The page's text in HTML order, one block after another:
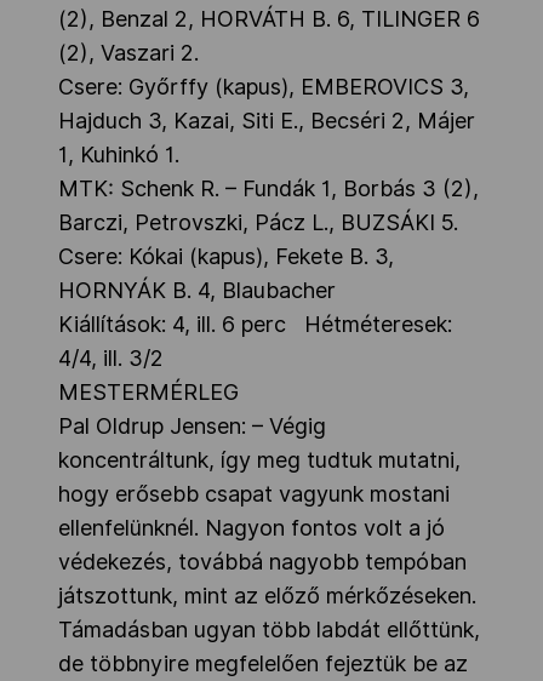
(2), Benzal 2, HORVÁTH B. 6, TILINGER 6
(2), Vaszari 2.
Csere: Győrffy (kapus), EMBEROVICS 3,
Hajduch 3, Kazai, Siti E., Becséri 2, Májer
1, Kuhinkó 1.
MTK: Schenk R. – Fundák 1, Borbás 3 (2),
Barczi, Petrovszki, Pácz L., BUZSÁKI 5.
Csere: Kókai (kapus), Fekete B. 3,
HORNYÁK B. 4, Blaubacher
Kiállítások: 4, ill. 6 perc Hétméteresek:
4/4, ill. 3/2
MESTERMÉRLEG
Pal Oldrup Jensen: – Végig
koncentráltunk, így meg tudtuk mutatni,
hogy erősebb csapat vagyunk mostani
ellenfelünknél. Nagyon fontos volt a jó
védekezés, továbbá nagyobb tempóban
játszottunk, mint az előző mérkőzéseken.
Támadásban ugyan több labdát ellőttünk,
de többnyire megfelelően fejeztük be az